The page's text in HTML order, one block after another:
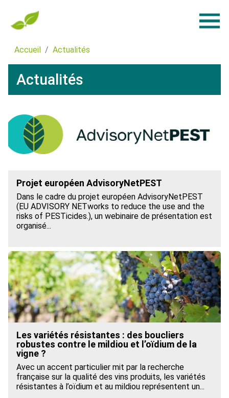
Accueil Actualités
Actualités
Projet européen AdvisoryNetPEST
Dans le cadre du projet européen AdvisoryNetPEST
(EU ADVISORY NETworks to reduce the use and the
risks of PESTicides.), un webinaire de présentation est
organisé...
Les variétés résistantes : des boucliers
robustes contre le mildiou et l’oïdium de la
vigne ?
Avec un accent particulier mit par la recherche
française sur la qualité des vins produits, les variétés
résistantes à l’oïdium et au mildiou représentent un...